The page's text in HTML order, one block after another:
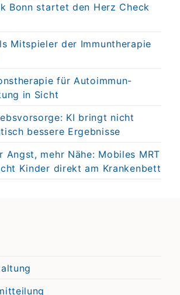
Bonn startet den Herz Check
Mitspieler der Immuntherapie
für Autoimmun-
in Sicht
KI bringt nicht
bessere Ergebnisse
Angst, mehr Nähe: Mobiles MRT
Kinder direkt am Krankenbett